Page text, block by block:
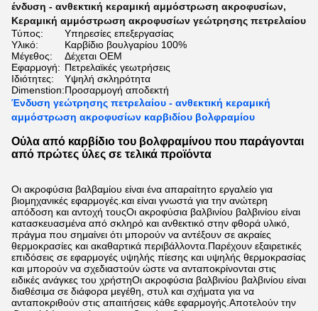
ένδυση - ανθεκτική κεραμική αμμόστρωση ακροφυσίων,
Κεραμική αμμόστρωση ακροφυσίων γεώτρησης πετρελαίου
Τύπος:
Υπηρεσίες επεξεργασίας
Υλικό:
Καρβίδιο βουλγαρίου 100%
Μέγεθος:
Δέχεται OEM
Εφαρμογή: Πετρελαϊκές γεωτρήσεις
Ιδιότητες:
Υψηλή σκληρότητα
Dimenstion:Προσαρμογή αποδεκτή
Ένδυση γεώτρησης πετρελαίου - ανθεκτική κεραμική
αμμόστρωση ακροφυσίων καρβιδίου βολφραμίου
Ούλα από καρβίδιο του βολφραμίνου που παράγονται
από πρώτες ύλες σε τελικά προϊόντα
Οι ακροφύσια βαλβαμίου είναι ένα απαραίτητο εργαλείο για
βιομηχανικές εφαρμογές.και είναι γνωστά για την ανώτερη
απόδοση και αντοχή τουςΟι ακροφύσια βαλβινίου βαλβινίου είναι
κατασκευασμένα από σκληρό και ανθεκτικό στην φθορά υλικό,
πράγμα που σημαίνει ότι μπορούν να αντέξουν σε ακραίες
θερμοκρασίες και ακαθαρτικά περιβάλλοντα.Παρέχουν εξαιρετικές
επιδόσεις σε εφαρμογές υψηλής πίεσης και υψηλής θερμοκρασίας
και μπορούν να σχεδιαστούν ώστε να ανταποκρίνονται στις
ειδικές ανάγκες του χρήστηΟι ακροφύσια βαλβινίου βαλβινίου είναι
διαθέσιμα σε διάφορα μεγέθη, στυλ και σχήματα για να
ανταποκριθούν στις απαιτήσεις κάθε εφαρμογής.Αποτελούν την